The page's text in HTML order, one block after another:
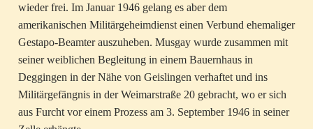
wieder frei. Im Januar 1946 gelang es aber dem
amerikanischen Militärgeheimdienst einen Verbund ehemaliger
Gestapo-Beamter auszuheben. Musgay wurde zusammen mit
seiner weiblichen Begleitung in einem Bauernhaus in
Deggingen in der Nähe von Geislingen verhaftet und ins
Militärgefängnis in der Weimarstraße 20 gebracht, wo er sich
aus Furcht vor einem Prozess am 3. September 1946 in seiner